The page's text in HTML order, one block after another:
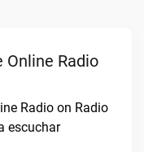
Online Radio
Radio on Radio
escuchar